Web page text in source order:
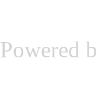
Powered